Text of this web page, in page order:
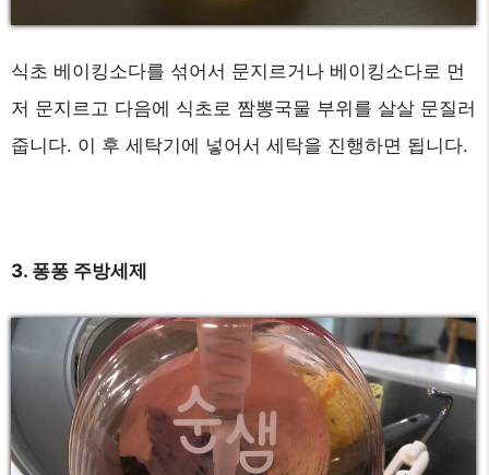
식초 베이킹소다를 섞어서 문지르거나 베이킹소다로 먼
저 문지르고 다음에 식초로 짬뽕국물 부위를 살살 문질러
줍니다. 이 후 세탁기에 넣어서 세탁을 진행하면 됩니다.
3. 퐁퐁 주방세제